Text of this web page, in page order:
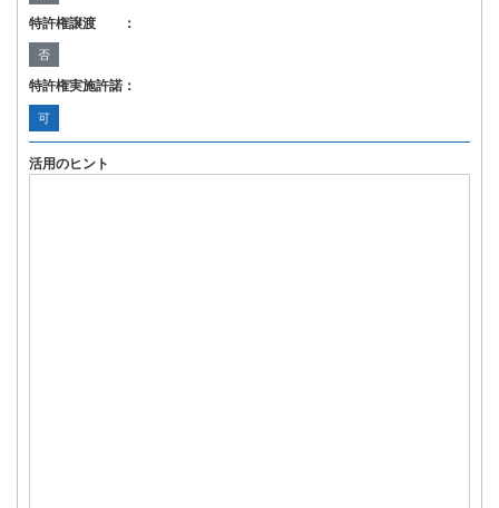
特許権譲渡 ：
否
特許権実施許諾：
可
活用のヒント